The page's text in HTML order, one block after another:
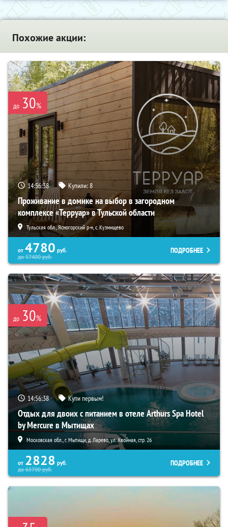
Похожие акции:
до 30%
14:56:36 Купили:8
Проживание в домике на выбор в загородном
комплексе «Терруар» в Тульской области
Тульская обл., Ясногорский р-н, с. Кузмищево
от 4780 руб.
до57400руб.
ПОДРОБНЕЕ
до 30%
14:56:36 Купи первым!
Отдых для двоих с питанием в отеле Arthurs Spa Hotel
by Mercure в Мытищах
Московская обл., г. Мытищи, д. Ларево, ул. Хвойная, стр. 26
от 2828 руб.
до65700руб.
ПОДРОБНЕЕ